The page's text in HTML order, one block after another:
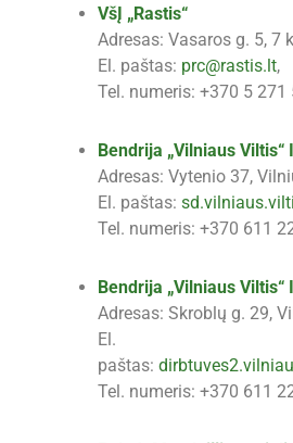
VšĮ „Rastis“
Adresas: Vasaros g. 5, 7
El. paštas: prc@rastis.lt,
Tel. numeris: +370 5 271
Bendrija „Vilniaus Viltis“ I
Adresas: Vytenio 37,
El. paštas:
Tel. numeris: +370 611
Bendrija „Vilniaus Viltis“
Adresas: Skroblų g. 29,
El.
paštas:
Tel. numeris: +370 611